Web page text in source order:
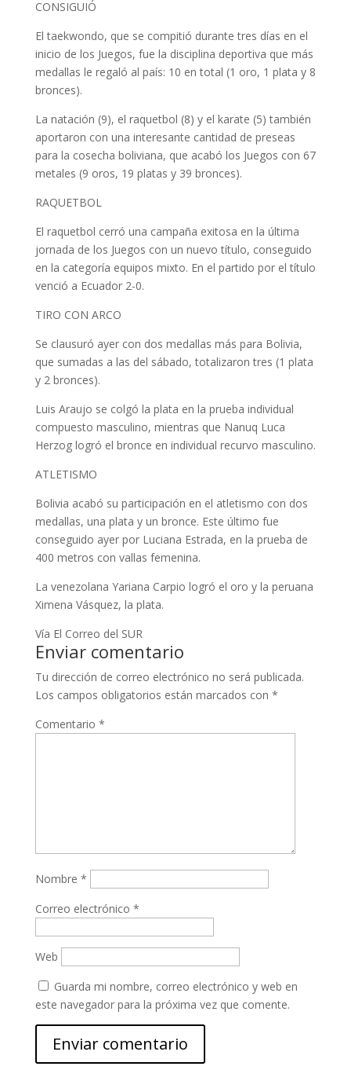
CONSIGUIÓ
El taekwondo, que se compitió durante tres días en el
inicio de los Juegos, fue la disciplina deportiva que más
medallas le regaló al país: 10 en total (1 oro, 1 plata y 8
bronces).
La natación (9), el raquetbol (8) y el karate (5) también
aportaron con una interesante cantidad de preseas
para la cosecha boliviana, que acabó los Juegos con 67
metales (9 oros, 19 platas y 39 bronces).
RAQUETBOL
El raquetbol cerró una campaña exitosa en la última
jornada de los Juegos con un nuevo título, conseguido
en la categoría equipos mixto. En el partido por el título
venció a Ecuador 2-0.
TIRO CON ARCO
Se clausuró ayer con dos medallas más para Bolivia,
que sumadas a las del sábado, totalizaron tres (1 plata
y 2 bronces).
Luis Araujo se colgó la plata en la prueba individual
compuesto masculino, mientras que Nanuq Luca
Herzog logró el bronce en individual recurvo masculino.
ATLETISMO
Bolivia acabó su participación en el atletismo con dos
medallas, una plata y un bronce. Este último fue
conseguido ayer por Luciana Estrada, en la prueba de
400 metros con vallas femenina.
La venezolana Yariana Carpio logró el oro y la peruana
Ximena Vásquez, la plata.
Vía El Correo del SUR
Enviar comentario
Tu dirección de correo electrónico no será publicada.
Los campos obligatorios están marcados con *
Comentario *
Nombre *
Correo electrónico *
Web
Guarda mi nombre, correo electrónico y web en
este navegador para la próxima vez que comente.